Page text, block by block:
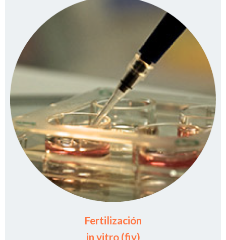
Fertilización
in vitro (fiv)